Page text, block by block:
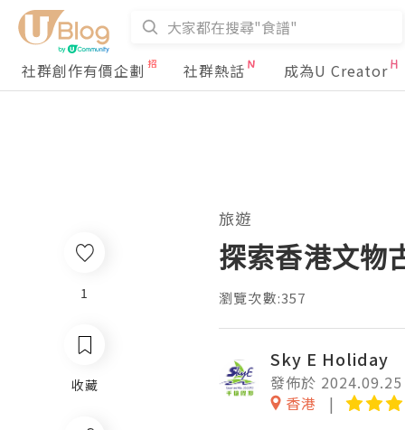
社群創作有價企劃 社群熱話 成為U Creator
旅遊
探索香港文物
瀏覽次數:357
Sky E Holiday
發佈於 2024.09.25
香港
1
收藏